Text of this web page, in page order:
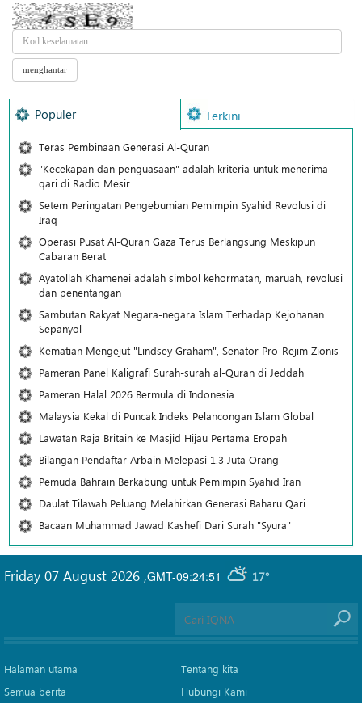
Populer Terkini
Teras Pembinaan Generasi Al-Quran
"Kecekapan dan penguasaan" adalah kriteria untuk menerima
qari di Radio Mesir
Setem Peringatan Pengebumian Pemimpin Syahid Revolusi di
Iraq
Operasi Pusat Al-Quran Gaza Terus Berlangsung Meskipun
Cabaran Berat
Ayatollah Khamenei adalah simbol kehormatan, maruah, revolusi
dan penentangan
Sambutan Rakyat Negara-negara Islam Terhadap Kejohanan
Sepanyol
Kematian Mengejut "Lindsey Graham", Senator Pro-Rejim Zionis
Pameran Panel Kaligrafi Surah-surah al-Quran di Jeddah
Pameran Halal 2026 Bermula di Indonesia
Malaysia Kekal di Puncak Indeks Pelancongan Islam Global
Lawatan Raja Britain ke Masjid Hijau Pertama Eropah
Bilangan Pendaftar Arbain Melepasi 1.3 Juta Orang
Pemuda Bahrain Berkabung untuk Pemimpin Syahid Iran
Daulat Tilawah Peluang Melahirkan Generasi Baharu Qari
Bacaan Muhammad Jawad Kashefi Dari Surah "Syura"
GMT-09:24:51 17°
Friday 07 August 2026 ,
Halaman utama
Semua berita
Tentang kita
Hubungi Kami